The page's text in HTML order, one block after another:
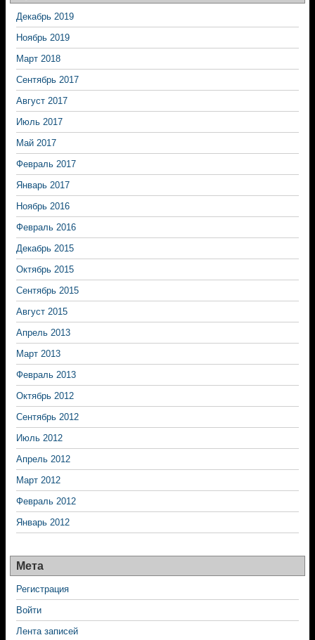
Декабрь 2019
Ноябрь 2019
Март 2018
Сентябрь 2017
Август 2017
Июль 2017
Май 2017
Февраль 2017
Январь 2017
Ноябрь 2016
Февраль 2016
Декабрь 2015
Октябрь 2015
Сентябрь 2015
Август 2015
Апрель 2013
Март 2013
Февраль 2013
Октябрь 2012
Сентябрь 2012
Июль 2012
Апрель 2012
Март 2012
Февраль 2012
Январь 2012
Мета
Регистрация
Войти
Лента записей